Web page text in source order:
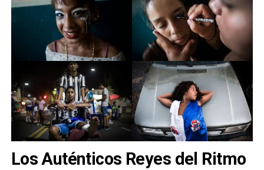
Los Auténticos Reyes del Ritmo